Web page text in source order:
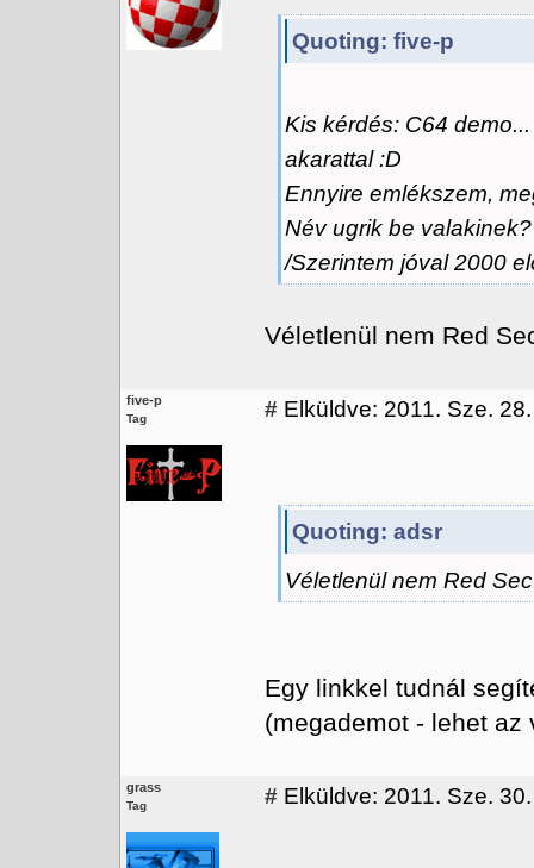
Quoting: five-p
Kis kérdés: C64
akarattal :D
Ennyire emlékszem,
Név ugrik be valakinek?
/Szerintem jóval 2000
Véletlenül nem Red
five-p
Tag # Elküldve: 2011. Sze.
Quoting: adsr
Véletlenül nem Red
Egy linkkel tudnál
(megademot - lehet az
grass
Tag # Elküldve: 2011. Sze.